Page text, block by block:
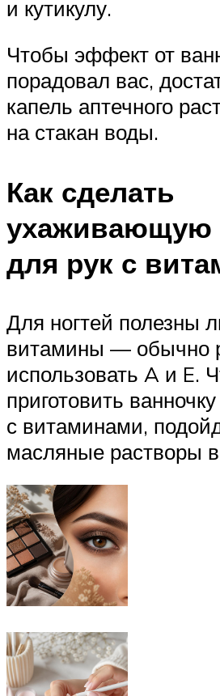
и кутикулу.
Чтобы эффект от
порадовал вас,
капель аптечного
на стакан воды.
Как сделать
ухаживающую
для рук с
Для ногтей полезны
витамины — обычно
использовать A и E.
приготовить ванночку
с витаминами,
масляные растворы в